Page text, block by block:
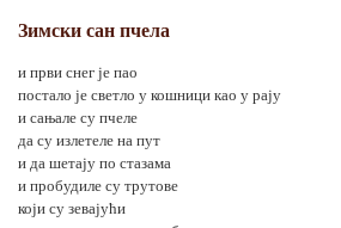
Зимски сан пчела
и први снег је пао
постало је светло у кошници као у рају
и сањале су пчеле
да су излетеле на пут
и да шетају по стазама
и пробудиле су трутове
који су зевајући